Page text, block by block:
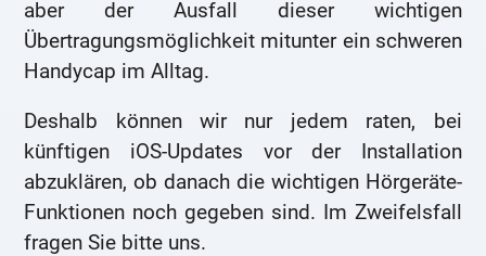
aber der Ausfall dieser wichtigen
Übertragungsmöglichkeit mitunter ein schweren
Handycap im Alltag.
Deshalb können wir nur jedem raten, bei
künftigen iOS-Updates vor der Installation
abzuklären, ob danach die wichtigen Hörgeräte-
Funktionen noch gegeben sind. Im Zweifelsfall
fragen Sie bitte uns.